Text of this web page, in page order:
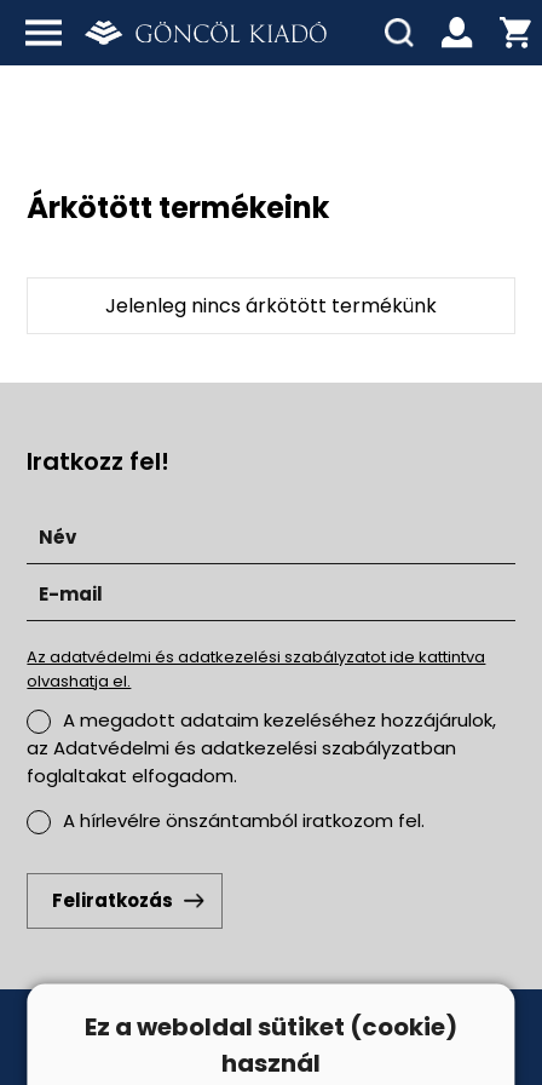
Árkötött termékeink
Jelenleg nincs árkötött termékünk
Iratkozz fel!
Az adatvédelmi és adatkezelési szabályzatot ide kattintva
olvashatja el.
A megadott adataim kezeléséhez hozzájárulok,
az Adatvédelmi és adatkezelési szabályzatban
foglaltakat elfogadom.
A hírlevélre önszántamból iratkozom fel.
Feliratkozás
Ez a weboldal sütiket (cookie)
használ